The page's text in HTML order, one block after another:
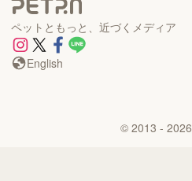
ペットともっと、近づくメディア
English
© 2013 - 2026